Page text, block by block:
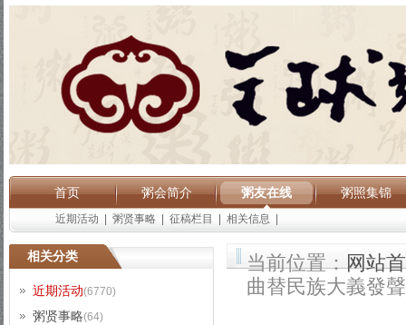
首页 粥会简介 粥友在线 粥照集锦
近期活动 粥贤事略 征稿栏目 相关信息
相关分类
近期活动(6770)
粥贤事略(64)
当前位置：网站
曲替民族大義發聲